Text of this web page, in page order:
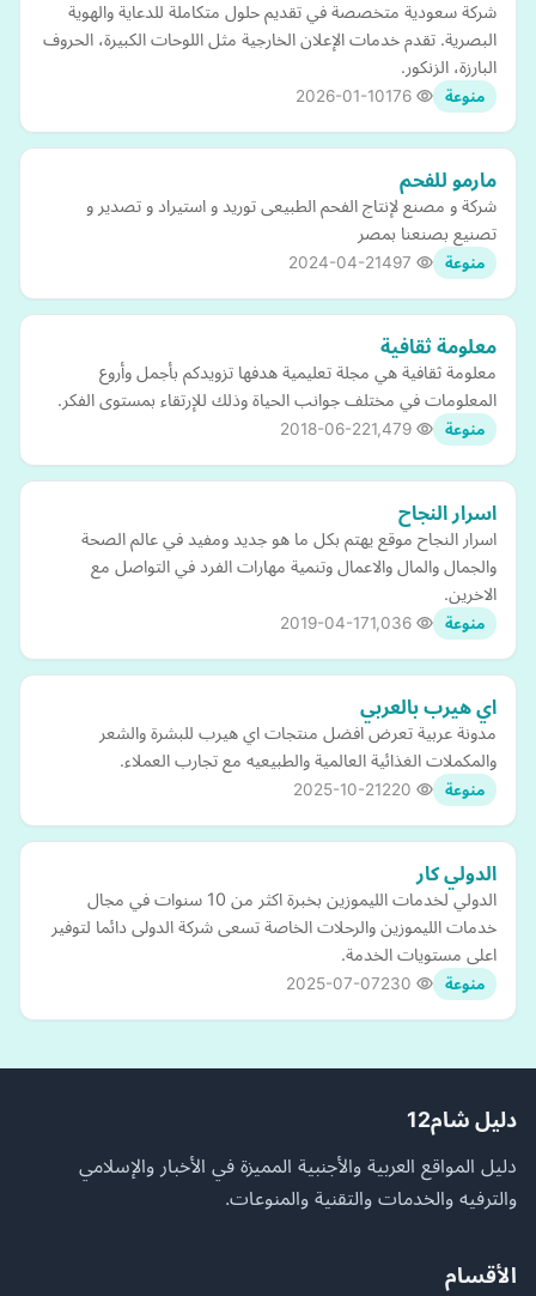
شركة سعودية متخصصة في تقديم حلول متكاملة للدعاية والهوية
البصرية. تقدم خدمات الإعلان الخارجية مثل اللوحات الكبيرة، الحروف
البارزة، الزنكور.
منوعة 2026-01-10
مارمو للفحم
شركة و مصنع لإنتاج الفحم الطبيعى توريد و استيراد و تصدير و
تصنيع بصنعنا بمصر
منوعة 2024-04-21
معلومة ثقافية
معلومة ثقافية هي مجلة تعليمية هدفها تزويدكم بأجمل وأروع
المعلومات في مختلف جوانب الحياة وذلك للإرتقاء بمستوى الفكر.
منوعة 2018-06-22
اسرار النجاح
اسرار النجاح موقع يهتم بكل ما هو جديد ومفيد في عالم الصحة
والجمال والمال والاعمال وتنمية مهارات الفرد في التواصل مع
الاخرين.
منوعة 2019-04-17
اي هيرب بالعربي
مدونة عربية تعرض افضل منتجات اي هيرب للبشرة والشعر
والمكملات الغذائية العالمية والطبيعيه مع تجارب العملاء.
منوعة 2025-10-21
الدولي كار
الدولي لخدمات الليموزين بخبرة اكثر من 10 سنوات في مجال
خدمات الليموزين والرحلات الخاصة تسعى شركة الدولى دائما لتوفير
اعلى مستويات الخدمة.
منوعة 2025-07-07
دليل شام12
دليل المواقع العربية والأجنبية المميزة في الأخبار والإسلامي
والترفيه والخدمات والتقنية والمنوعات.
الأقسام